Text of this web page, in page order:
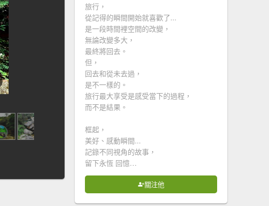
旅行，
從記得的瞬間開始就喜歡了...
是一段時間裡空間的改變，
無論改變多大，
最終將回去。
但，
回去和從未去過，
是不一樣的。
旅行最大享受是感受當下的過程，
而不是結果。
框起，
美好、感動瞬間...
記錄不同視角的故事，
留下永恆 回憶…
關注他